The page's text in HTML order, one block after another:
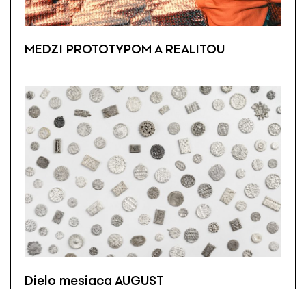
MEDZI PROTOTYPOM A REALITOU
Dielo mesiaca AUGUST